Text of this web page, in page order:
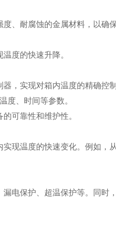
、耐腐蚀的金属材料，以确
度的快速升降。
，实现对箱内温度的精确控
度、时间等参数。
可靠性和维护性。
现温度的快速变化。例如，
电保护、超温保护等。同时